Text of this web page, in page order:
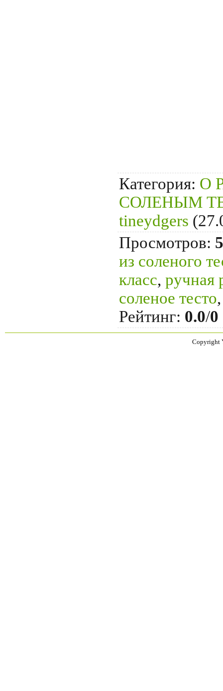
Категория: О
СОЛЕНЫМ
tineydgers
Просмотров:
из соленого
класс, ручная
соленое тесто
Рейтинг: 0.0/0
Copyright